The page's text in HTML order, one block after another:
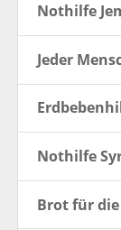
Nothilfe
Jeder
Nothilfe
Brot für